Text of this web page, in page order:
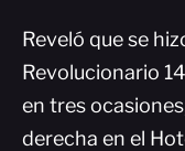
Reveló que se
Revolucionario
en tres
derecha en el